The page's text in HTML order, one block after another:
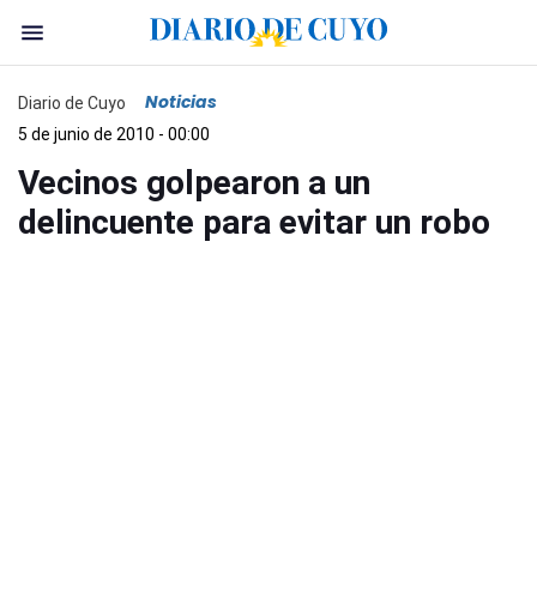
Diario de Cuyo Noticias
5 de junio de 2010 - 00:00
Vecinos golpearon a un
delincuente para evitar un robo